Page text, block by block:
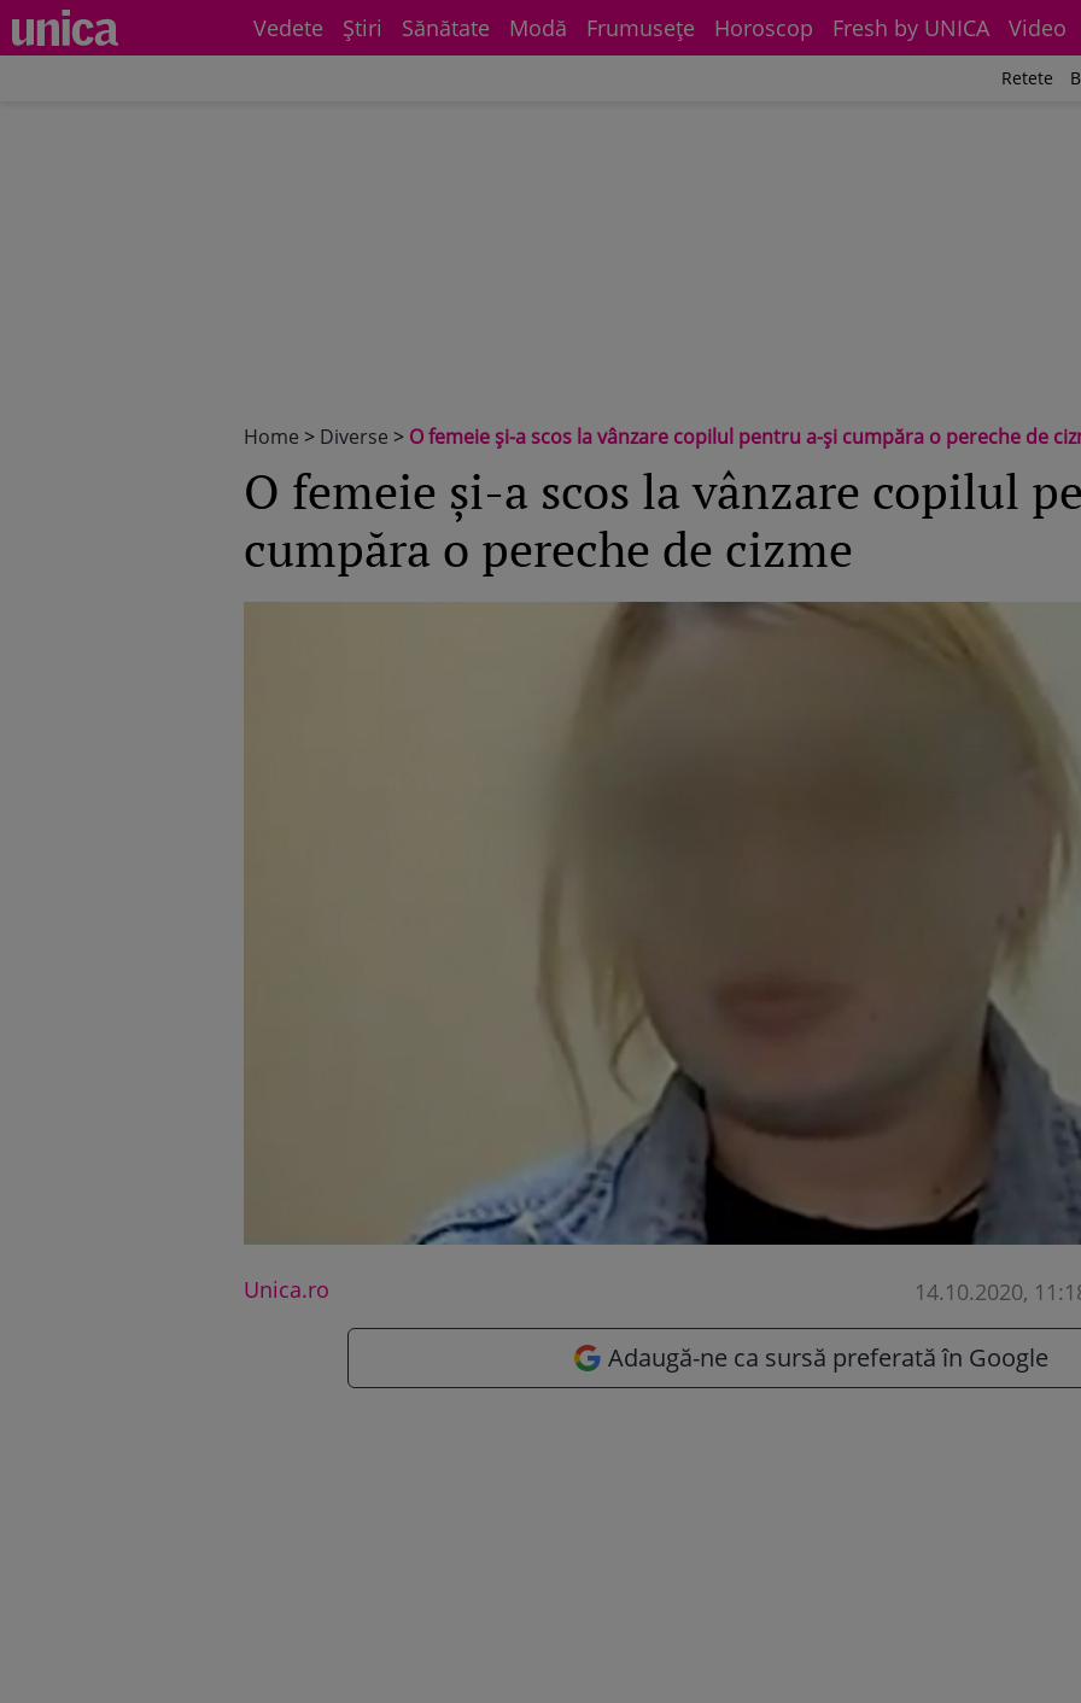
Vedete Știri Sănătate Modă Frumuseţe Horoscop Fresh by UNICA Video
Retete
Home > Diverse > O femeie și-a scos la vânzare copilul pentru a-și cumpăra o pereche de
O femeie și-a scos la vânzare copilul
cumpăra o pereche de cizme
Unica.ro 14.10.2020,
Adaugă-ne ca sursă preferată în Google